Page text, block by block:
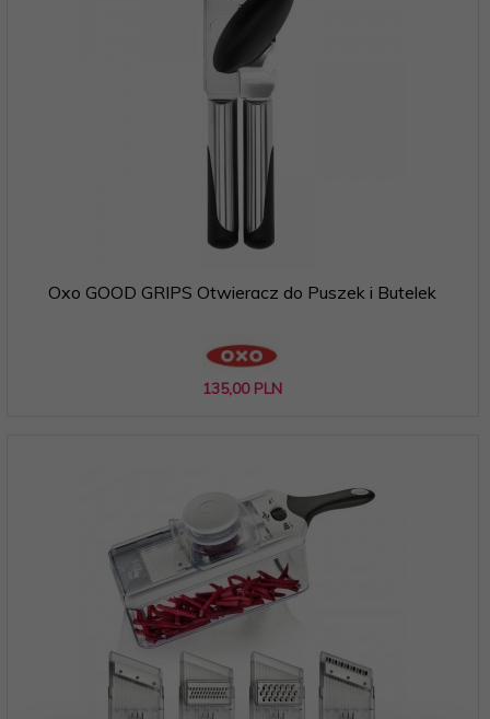
Oxo GOOD GRIPS Otwieracz do Puszek i Butelek
135,00 PLN